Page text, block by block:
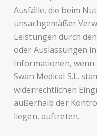
Ausfälle, die beim
unsachgemäßer
Leistungen durch
oder Auslassungen
Informationen, wenn
Swan Medical S.L.
widerrechtlichen
außerhalb der
liegen, auftreten.